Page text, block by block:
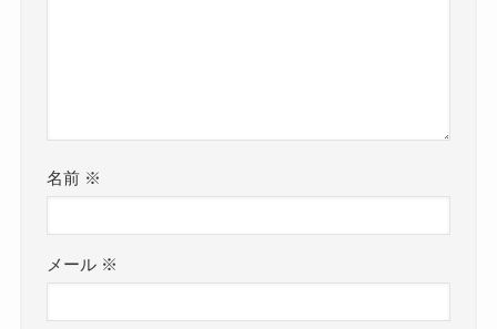
名前 ※
メール ※